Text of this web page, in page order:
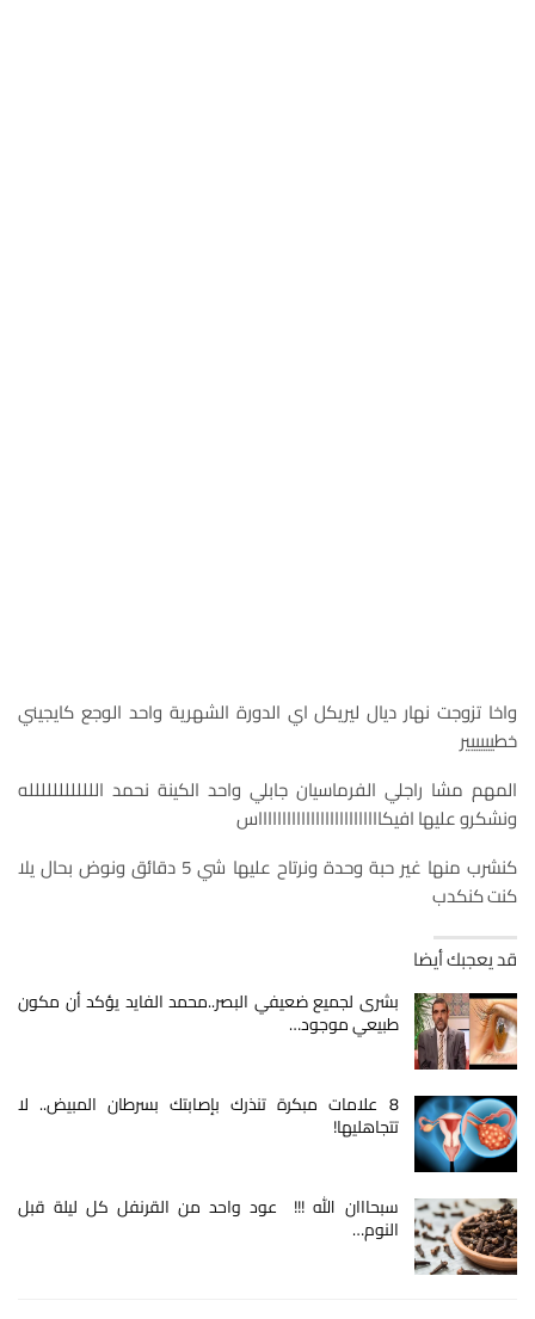
واخا تزوجت نهار ديال ليريكل اي الدورة الشهرية واحد الوجع كايجيني
خطيييييير
المهم مشا راجلي الفرماسيان جابلي واحد الكينة نحمد الللللللللللله
ونشكرو عليها افيكااااااااااااااااااااااااااس
كنشرب منها غير حبة وحدة ونرتاح عليها شي 5 دقائق ونوض بحال يلا
كنت كنكدب
قد يعجبك أيضا
بشرى لجميع ضعيفي البصر..محمد الفايد يؤكد أن مكون
طبيعي موجود…
8 علامات مبكرة تنذرك بإصابتك بسرطان المبيض.. لا
تتجاهليها!
سبحااان الله !!! عود واحد من القرنفل كل ليلة قبل
النوم…